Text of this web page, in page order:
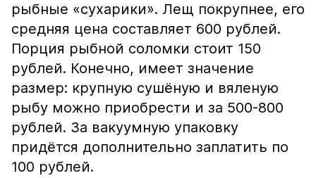
рыбные «сухарики». Лещ покрупнее, его
средняя цена составляет 600 рублей.
Порция рыбной соломки стоит 150
рублей. Конечно, имеет значение
размер: крупную сушёную и вяленую
рыбу можно приобрести и за 500-800
рублей. За вакуумную упаковку
придётся дополнительно заплатить по
100 рублей.